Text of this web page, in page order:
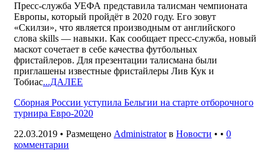
Пресс-служба УЕФА представила талисман чемпионата
Европы, который пройдёт в 2020 году. Его зовут
«Скилзи», что является производным от английского
слова skills — навыки. Как сообщает пресс-служба, новый
маскот сочетает в себе качества футбольных
фристайлеров. Для презентации талисмана были
приглашены известные фристайлеры Лив Кук и
Тобиас...ДАЛЕЕ
Сборная России уступила Бельгии на старте отборочного
турнира Евро-2020
22.03.2019 • Размещено Administratorв Новости • • 0
комментарии